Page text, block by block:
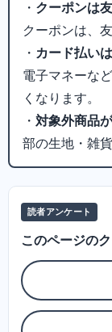
・ クーポンは
クーポンは、
・ カード払い
電子マネーな
くなります。
・ 対象外商品
部の生地・雑
読者アンケート
このページの